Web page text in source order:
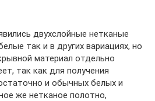
двухслойные нетканые
так и в других вариациях, но
материал отдельно
так как для получения
и обычных белых и
же нетканое полотно,